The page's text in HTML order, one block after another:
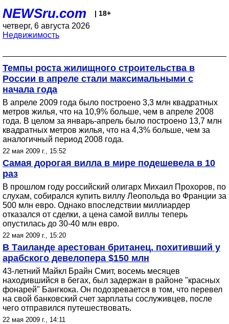
NEWSru.com | 18+
четверг, 6 августа 2026
Недвижимость
Темпы роста жилищного строительства в
России в апреле стали максимальными с
начала года
В апреле 2009 года было построено 3,3 млн квадратных
метров жилья, что на 10,9% больше, чем в апреле 2008
года. В целом за январь-апрель было построено 13,7 млн
квадратных метров жилья, что на 4,3% больше, чем за
аналогичный период 2008 года.
22 мая 2009 г., 15:52
Самая дорогая вилла в мире подешевела в 10
раз
В прошлом году российский олигарх Михаил Прохоров, по
слухам, собирался купить виллу Леопольда во Франции за
500 млн евро. Однако впоследствии миллиардер
отказался от сделки, а цена самой виллы теперь
опустилась до 30-40 млн евро.
22 мая 2009 г., 15:20
В Таиланде арестован британец, похитивший у
арабского девелопера $150 млн
43-летний Майкл Брайн Смит, восемь месяцев
находившийся в бегах, был задержан в районе "красных
фонарей" Бангкока. Он подозревается в том, что перевел
на свой банковский счет зарплаты сослуживцев, после
чего отправился путешествовать.
22 мая 2009 г., 14:11